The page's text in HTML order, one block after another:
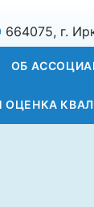
664075, г.
ОБ
ОЦЕНКА